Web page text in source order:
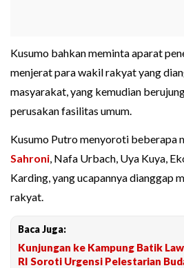
Kusumo bahkan meminta aparat
menjerat para wakil rakyat yang
masyarakat, yang kemudian
perusakan fasilitas umum.
Kusumo Putro menyoroti beberapa
Sahroni , Nafa Urbach, Uya Kuya,
Karding, yang ucapannya dianggap
rakyat.
Baca Juga:
Kunjungan ke Kampung Batik
RI Soroti Urgensi Pelestarian